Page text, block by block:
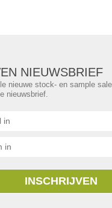
NIEUWSBRIEF
nieuwe stock- en sample
nieuwsbrief.
INSCHRIJVEN